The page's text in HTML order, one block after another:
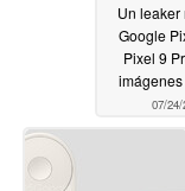
Un leaker
Google
Pixel 9
07/24/